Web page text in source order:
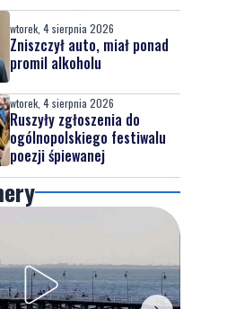
wtorek, 4 sierpnia 2026
Zniszczył auto, miał ponad
promil alkoholu
wtorek, 4 sierpnia 2026
Ruszyły zgłoszenia do
ogólnopolskiego festiwalu
poezji śpiewanej